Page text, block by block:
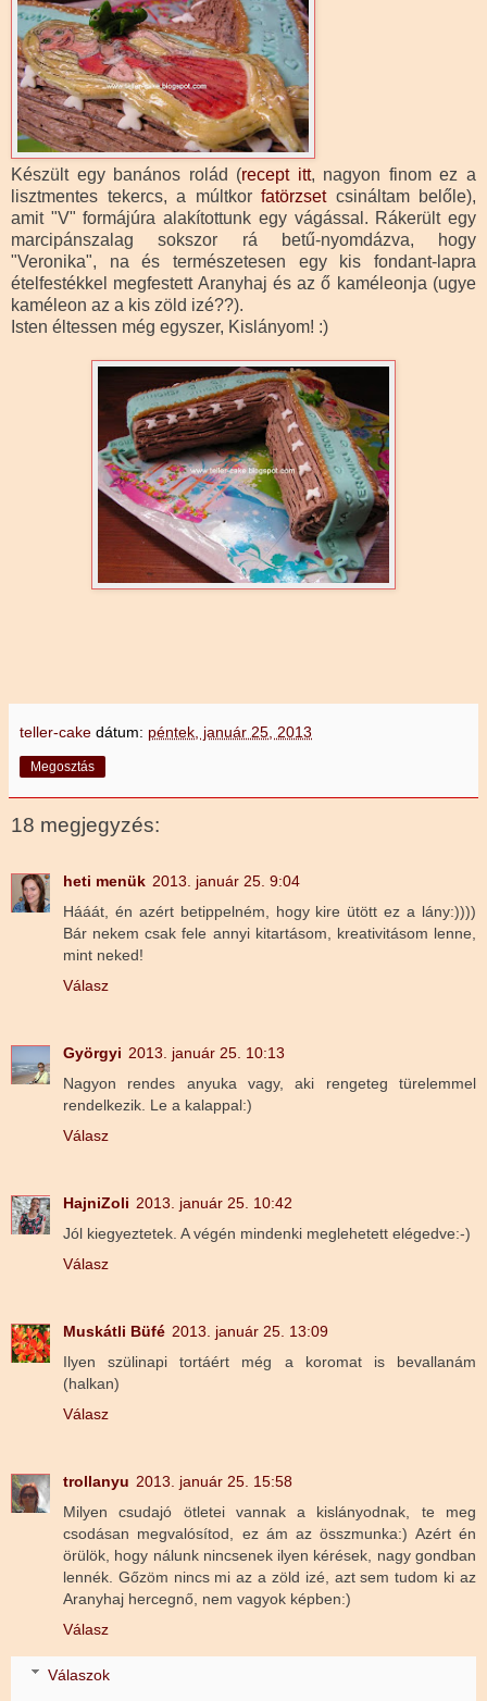
Készült egy banános rolád (recept itt, nagyon finom ez a
lisztmentes tekercs, a múltkor fatörzsetcsináltam belőle),
amit "V" formájúra alakítottunk egy vágással. Rákerült egy
marcipánszalag sokszor rá betű-nyomdázva, hogy
"Veronika", na és természetesen egy kis fondant-lapra
ételfestékkel megfestett Aranyhaj és az ő kaméleonja (ugye
kaméleon az a kis zöld izé??).
Isten éltessen még egyszer, Kislányom! :)
teller-cake dátum: péntek, január 25, 2013
Megosztás
18 megjegyzés:
heti menük 2013. január 25. 9:04
Hááát, én azért betippelném, hogy kire ütött ez a lány:))))
Bár nekem csak fele annyi kitartásom, kreativitásom lenne,
mint neked!
Válasz
Györgyi 2013. január 25. 10:13
Nagyon rendes anyuka vagy, aki rengeteg türelemmel
rendelkezik. Le a kalappal:)
Válasz
HajniZoli 2013. január 25. 10:42
Jól kiegyeztetek. A végén mindenki meglehetett elégedve:-)
Válasz
Muskátli Büfé 2013. január 25. 13:09
Ilyen szülinapi tortáért még a koromat is bevallanám
(halkan)
Válasz
trollanyu 2013. január 25. 15:58
Milyen csudajó ötletei vannak a kislányodnak, te meg
csodásan megvalósítod, ez ám az összmunka:) Azért én
örülök, hogy nálunk nincsenek ilyen kérések, nagy gondban
lennék. Gőzöm nincs mi az a zöld izé, azt sem tudom ki az
Aranyhaj hercegnő, nem vagyok képben:)
Válasz
Válaszok